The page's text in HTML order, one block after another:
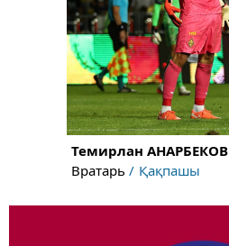
Темирлан АНАРБЕКОВ
Вратарь
Қақпашы